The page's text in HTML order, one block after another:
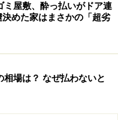
ミ屋敷、酔っ払いがドア連
めた家はまさかの「超劣
相場は？ なぜ払わないと